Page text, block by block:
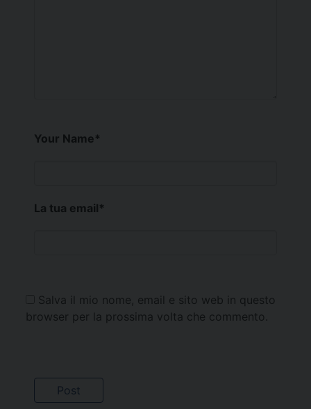
Your Name*
La tua email*
Salva il mio nome, email e sito web in questo
browser per la prossima volta che commento.